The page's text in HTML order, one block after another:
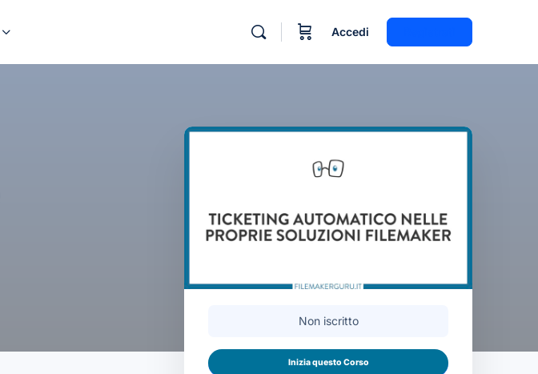
Accedi
Non iscritto
Inizia questo Corso